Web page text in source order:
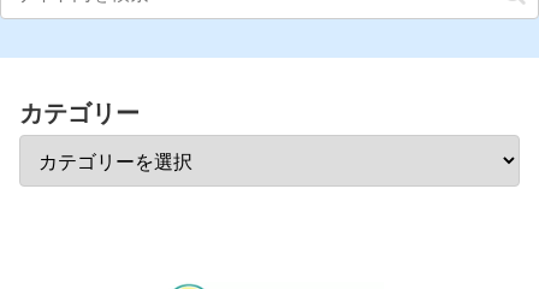
カテゴリー